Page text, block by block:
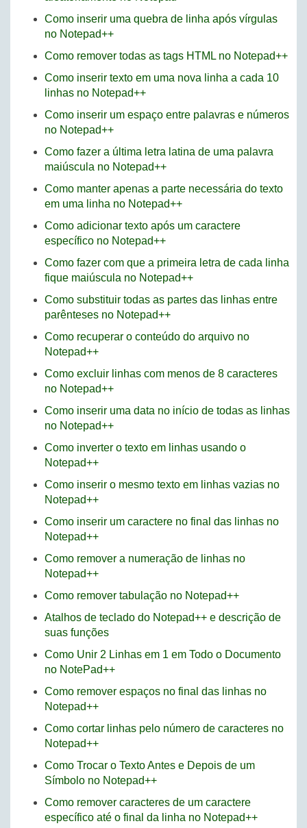
Como inserir uma quebra de linha após vírgulas
no Notepad++
Como remover todas as tags HTML no Notepad++
Como inserir texto em uma nova linha a cada 10
linhas no Notepad++
Como inserir um espaço entre palavras e números
no Notepad++
Como fazer a última letra latina de uma palavra
maiúscula no Notepad++
Como manter apenas a parte necessária do texto
em uma linha no Notepad++
Como adicionar texto após um caractere
específico no Notepad++
Como fazer com que a primeira letra de cada linha
fique maiúscula no Notepad++
Como substituir todas as partes das linhas entre
parênteses no Notepad++
Como recuperar o conteúdo do arquivo no
Notepad++
Como excluir linhas com menos de 8 caracteres
no Notepad++
Como inserir uma data no início de todas as linhas
no Notepad++
Como inverter o texto em linhas usando o
Notepad++
Como inserir o mesmo texto em linhas vazias no
Notepad++
Como inserir um caractere no final das linhas no
Notepad++
Como remover a numeração de linhas no
Notepad++
Como remover tabulação no Notepad++
Atalhos de teclado do Notepad++ e descrição de
suas funções
Como Unir 2 Linhas em 1 em Todo o Documento
no NotePad++
Como remover espaços no final das linhas no
Notepad++
Como cortar linhas pelo número de caracteres no
Notepad++
Como Trocar o Texto Antes e Depois de um
Símbolo no Notepad++
Como remover caracteres de um caractere
específico até o final da linha no Notepad++